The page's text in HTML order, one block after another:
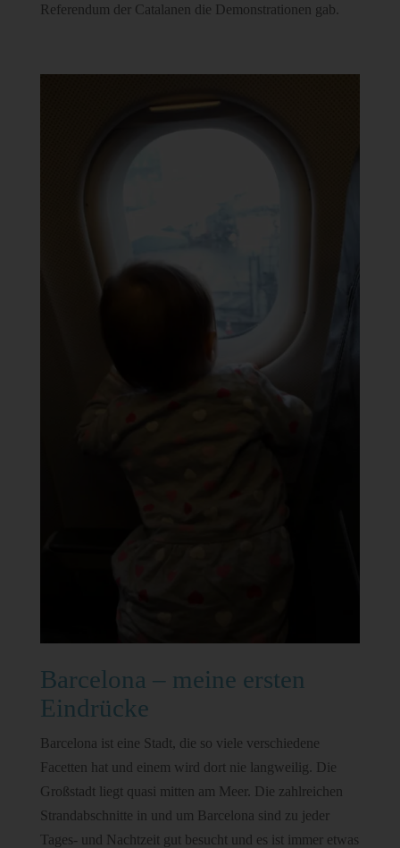
Referendum der Catalanen die Demonstrationen gab.
Barcelona – meine ersten
Eindrücke
Barcelona ist eine Stadt, die so viele verschiedene
Facetten hat und einem wird dort nie langweilig. Die
Großstadt liegt quasi mitten am Meer. Die zahlreichen
Strandabschnitte in und um Barcelona sind zu jeder
Tages- und Nachtzeit gut besucht und es ist immer etwas